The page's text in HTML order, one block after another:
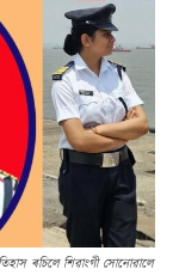
ৰচিলে শিৱাংগী সোনোৱালে